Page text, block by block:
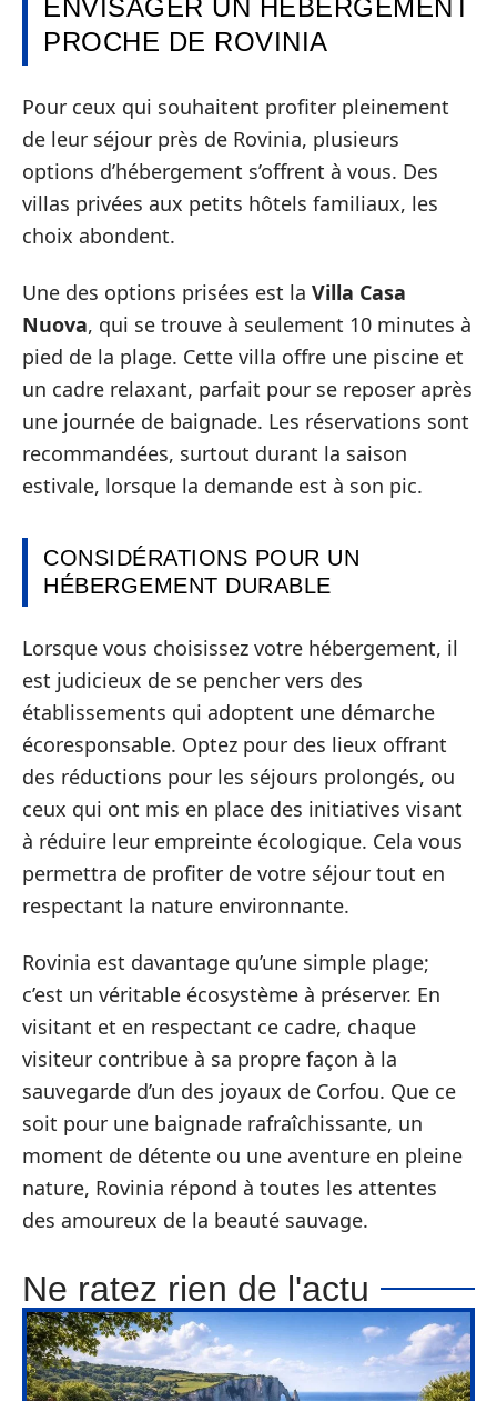
ENVISAGER UN HÉBERGEMENT
PROCHE DE ROVINIA
Pour ceux qui souhaitent profiter pleinement
de leur séjour près de Rovinia, plusieurs
options d’hébergement s’offrent à vous. Des
villas privées aux petits hôtels familiaux, les
choix abondent.
Une des options prisées est la Villa Casa
Nuova, qui se trouve à seulement 10 minutes à
pied de la plage. Cette villa offre une piscine et
un cadre relaxant, parfait pour se reposer après
une journée de baignade. Les réservations sont
recommandées, surtout durant la saison
estivale, lorsque la demande est à son pic.
CONSIDÉRATIONS POUR UN
HÉBERGEMENT DURABLE
Lorsque vous choisissez votre hébergement, il
est judicieux de se pencher vers des
établissements qui adoptent une démarche
écoresponsable. Optez pour des lieux offrant
des réductions pour les séjours prolongés, ou
ceux qui ont mis en place des initiatives visant
à réduire leur empreinte écologique. Cela vous
permettra de profiter de votre séjour tout en
respectant la nature environnante.
Rovinia est davantage qu’une simple plage;
c’est un véritable écosystème à préserver. En
visitant et en respectant ce cadre, chaque
visiteur contribue à sa propre façon à la
sauvegarde d’un des joyaux de Corfou. Que ce
soit pour une baignade rafraîchissante, un
moment de détente ou une aventure en pleine
nature, Rovinia répond à toutes les attentes
des amoureux de la beauté sauvage.
Ne ratez rien de l'actu